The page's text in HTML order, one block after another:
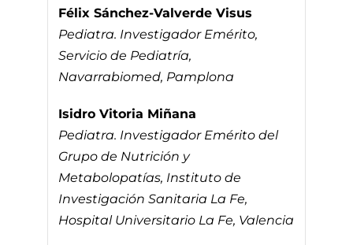
Félix Sánchez-Valverde Visus
Pediatra. Investigador Emérito,
Servicio de Pediatría,
Navarrabiomed, Pamplona
Isidro Vitoria Miñana
Pediatra. Investigador Emérito del
Grupo de Nutrición y
Metabolopatías, Instituto de
Investigación Sanitaria La Fe,
Hospital Universitario La Fe, Valencia